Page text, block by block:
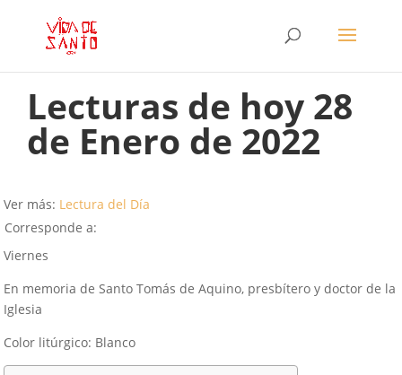
Lecturas de hoy 28
de Enero de 2022
Ver más: Lectura del Día
Corresponde a:
Viernes
En memoria de Santo Tomás de Aquino, presbítero y doctor de la
Iglesia
Color litúrgico: Blanco